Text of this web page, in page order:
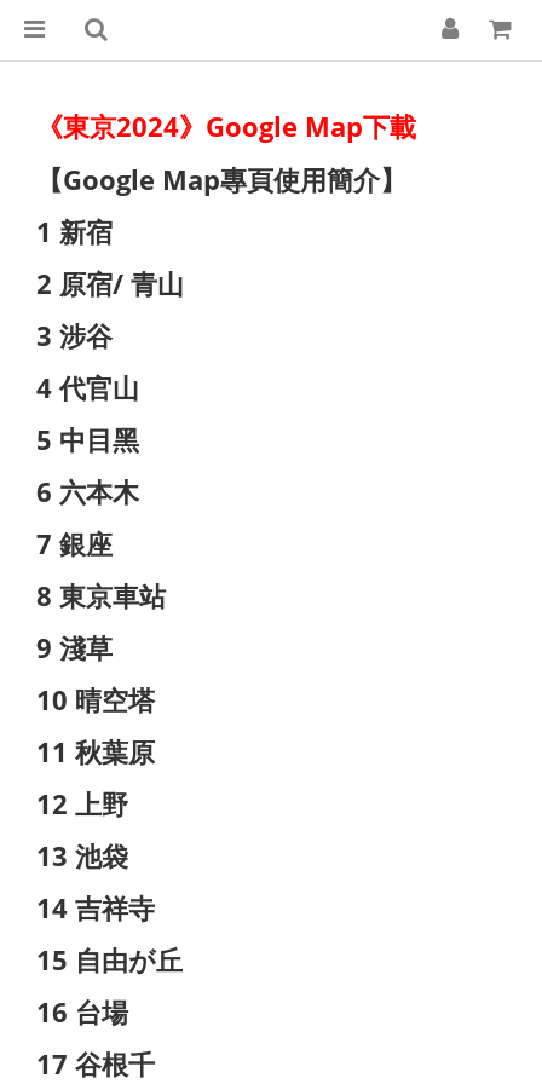
《東京2024》Google Map下載
【Google Map專頁使用簡介】
1 新宿
2 原宿/ 青山
3 涉谷
4 代官山
5 中目黑
6 六本木
7 銀座
8 東京車站
9 淺草
10 晴空塔
11 秋葉原
12 上野
13 池袋
14 吉祥寺
15 自由が丘
16 台場
17 谷根千